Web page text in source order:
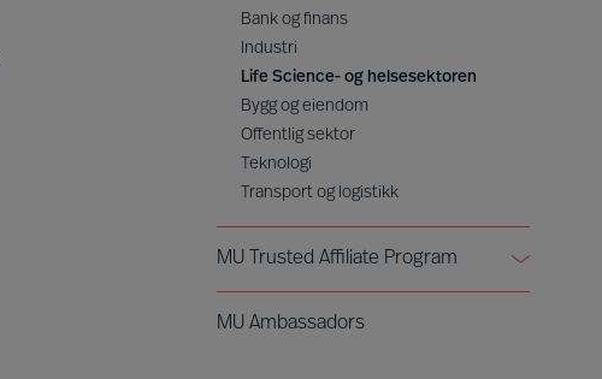
Bank og finans
Industri
Life Science- og helsesektoren
Bygg og eiendom
Offentlig sektor
Teknologi
Transport og logistikk
MU Trusted Affiliate Program
Cranfield University
MU Ambassadors